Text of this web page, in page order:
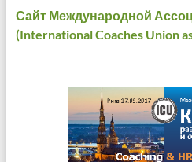
Сайт Международной
(International Coaches Union